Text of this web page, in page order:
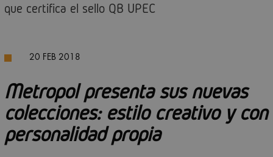
que certifica el sello QB UPEC
20 FEB 2018
Metropol presenta sus nuevas
colecciones: estilo creativo y con
personalidad propia